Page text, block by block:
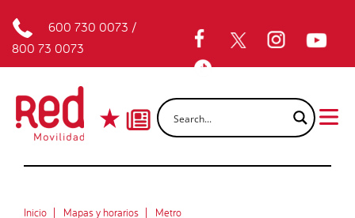
600 730 0073 /
800 73 0073
Inicio Mapas y horarios Metro